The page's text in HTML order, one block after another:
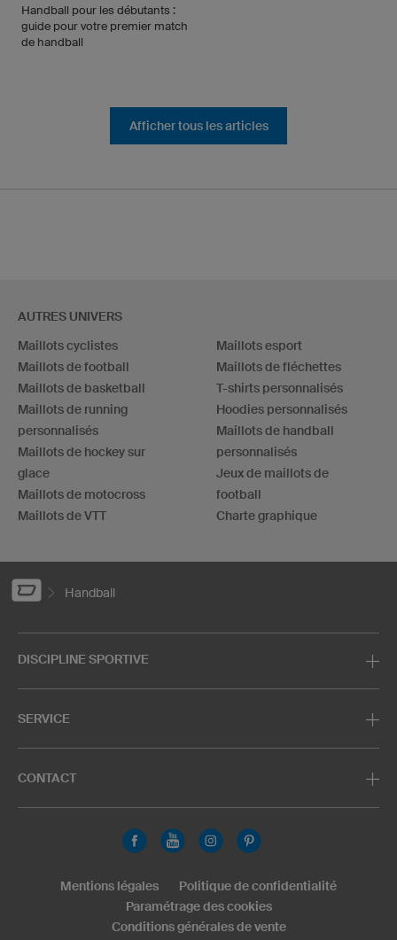
Handball pour les débutants :
guide pour votre premier match
de handball
Afficher tous les articles
AUTRES UNIVERS
Maillots cyclistes
Maillots de football
Maillots de basketball
Maillots de running
personnalisés
Maillots de hockey sur
glace
Maillots de motocross
Maillots de VTT
Maillots esport
Maillots de fléchettes
T-shirts personnalisés
Hoodies personnalisés
Maillots de handball
personnalisés
Jeux de maillots de
football
Charte graphique
Handball
DISCIPLINE SPORTIVE
SERVICE
CONTACT
Mentions légales
Politique de confidentialité
Paramétrage des cookies
Conditions générales de vente